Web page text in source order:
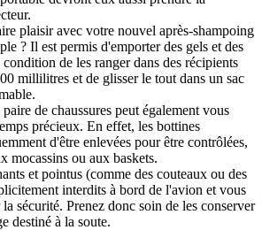
plaisir avec votre nouvel après-shampoing
? Il est permis d'emporter des gels et des
de les ranger dans des récipients
millilitres et de glisser le tout dans un sac
de chaussures peut également vous
précieux. En effet, les bottines
d'être enlevées pour être contrôlées,
mocassins ou aux baskets.
et pointus (comme des couteaux ou des
interdits à bord de l'avion et vous
sécurité. Prenez donc soin de les conserver
destiné à la soute.